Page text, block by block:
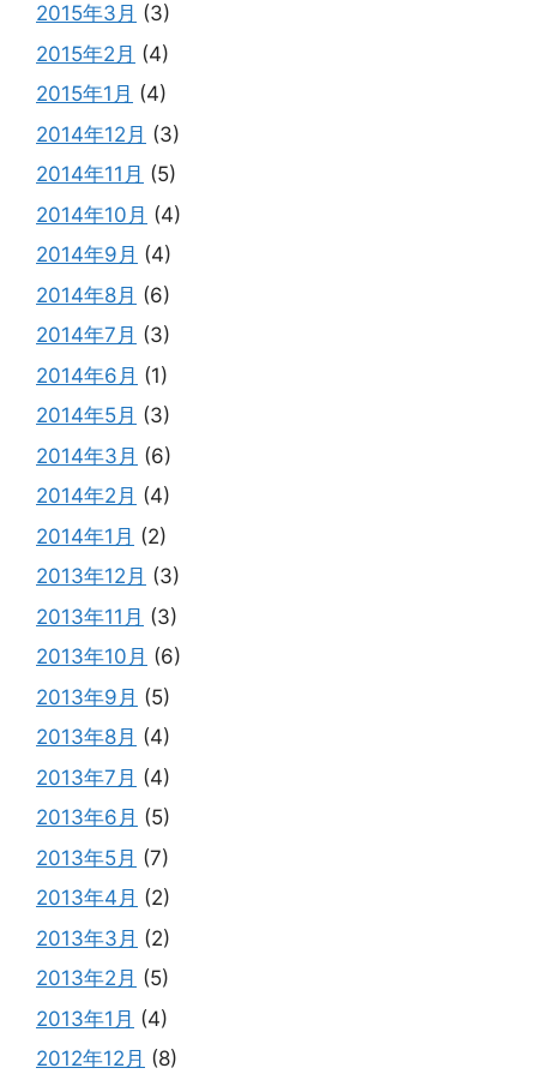
2015年3月 (3)
2015年2月 (4)
2015年1月 (4)
2014年12月 (3)
2014年11月 (5)
2014年10月 (4)
2014年9月 (4)
2014年8月 (6)
2014年7月 (3)
2014年6月 (1)
2014年5月 (3)
2014年3月 (6)
2014年2月 (4)
2014年1月 (2)
2013年12月 (3)
2013年11月 (3)
2013年10月 (6)
2013年9月 (5)
2013年8月 (4)
2013年7月 (4)
2013年6月 (5)
2013年5月 (7)
2013年4月 (2)
2013年3月 (2)
2013年2月 (5)
2013年1月 (4)
2012年12月 (8)